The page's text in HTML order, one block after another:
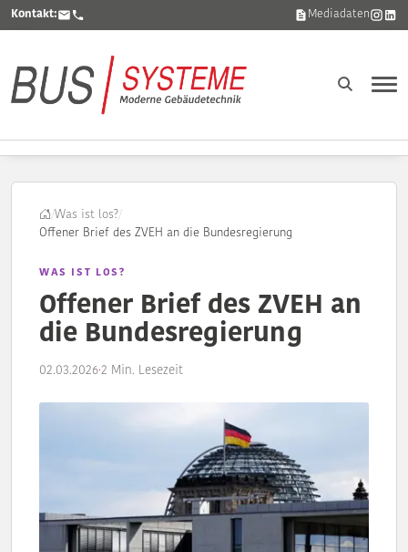
Kontakt: Mediadaten
/Was ist los?/
Offener Brief des ZVEH an die Bundesregierung
WAS IST LOS?
Offener Brief des ZVEH an
die Bundesregierung
02.03.2026·2 Min. Lesezeit